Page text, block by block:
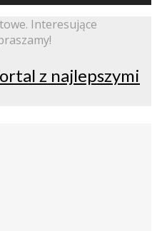
Interesujące
z najlepszymi